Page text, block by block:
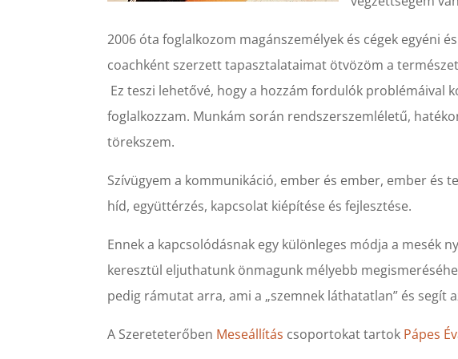
2006 óta foglalkozom magánszemélyek és cégek egyéni
coachként szerzett tapasztalataimat ötvözöm a
Ez teszi lehetővé, hogy a hozzám fordulók problémáival
foglalkozzam. Munkám során rendszerszemléletű,
törekszem.
Szívügyem a kommunikáció, ember és ember, ember és
híd, együttérzés, kapcsolat kiépítése és fejlesztése.
Ennek a kapcsolódásnak egy különleges módja a mesék
keresztül eljuthatunk önmagunk mélyebb
pedig rámutat arra, ami a „szemnek láthatatlan” és segít
A Szereteterőben Meseállítás csoportokat tartok Pápes